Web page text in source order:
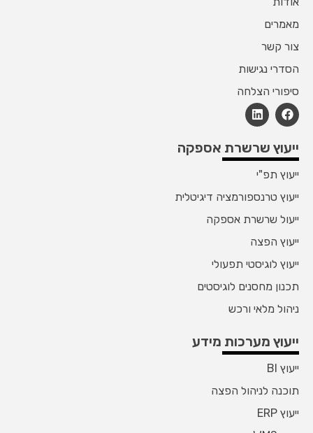
מאמרים
צור קשר
הסדרי נגישות
סיפורי הצלחה
ייעוץ שרשרת אספקה
ייעוץ תפ"י
ייעוץ טרנספורמציה דיגיטלית
ייעול שרשרת אספקה
ייעוץ הפצה
ייעוץ לוגיסטי תפעולי
תכנון מחסנים לוגיסטים
ניהול מלאי ורכש
ייעוץ מערכות מידע
ייעוץ BI
תוכנה לניהול הפצה
ייעוץ ERP